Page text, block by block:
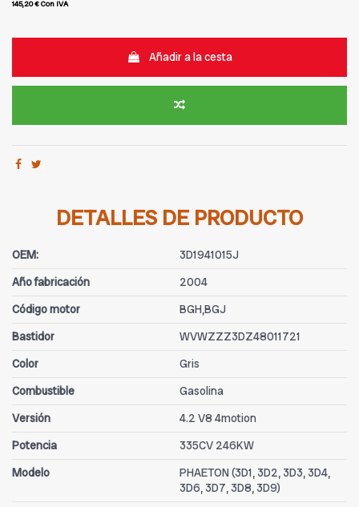
145,20 €Con IVA
Añadir a la cesta
DETALLES DE PRODUCTO
OEM:
3D1941015J
Año fabricación
2004
Código motor
BGH,BGJ
Bastidor
WVWZZZ3DZ48011721
Color
Gris
Combustible
Gasolina
Versión
4.2 V8 4motion
Potencia
335CV 246KW
Modelo
PHAETON (3D1, 3D2, 3D3, 3D4,
3D6, 3D7, 3D8, 3D9)